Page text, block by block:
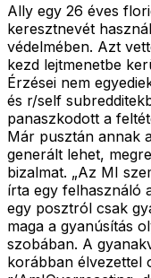
Ally egy 26 éves
keresztnevét
védelmében. Azt
kezd lejtmenetbe
Érzései nem
és r/self
panaszkodott a
Már pusztán annak
generált lehet,
bizalmat. „Az MI
írta egy felhasználó
egy posztról csak
maga a gyanúsítás
szobában. A
korábban élvezettel